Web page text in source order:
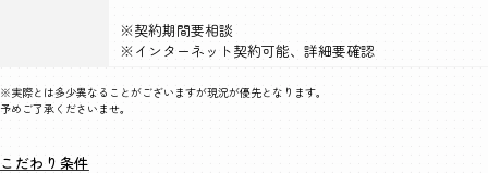
※実際とは多少異なることがございますが現況が優先となります。
予めご了承くださいませ。
※契約期間要相談
※インターネット契約可能、詳細要確認
こだわり条件